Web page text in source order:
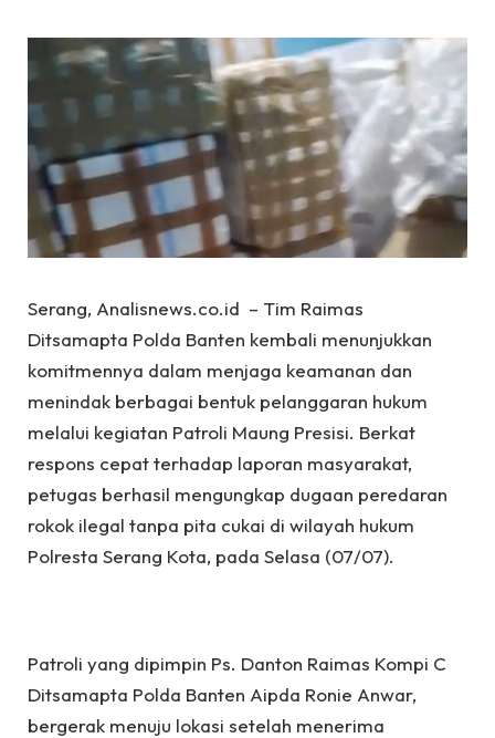
Serang, Analisnews.co.id – Tim Raimas
Ditsamapta Polda Banten kembali menunjukkan
komitmennya dalam menjaga keamanan dan
menindak berbagai bentuk pelanggaran hukum
melalui kegiatan Patroli Maung Presisi. Berkat
respons cepat terhadap laporan masyarakat,
petugas berhasil mengungkap dugaan peredaran
rokok ilegal tanpa pita cukai di wilayah hukum
Polresta Serang Kota, pada Selasa (07/07).
Patroli yang dipimpin Ps. Danton Raimas Kompi C
Ditsamapta Polda Banten Aipda Ronie Anwar,
bergerak menuju lokasi setelah menerima